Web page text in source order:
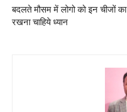
बदलते मौसम में लोगो को इन चीजों का
रखना चाहिये ध्यान